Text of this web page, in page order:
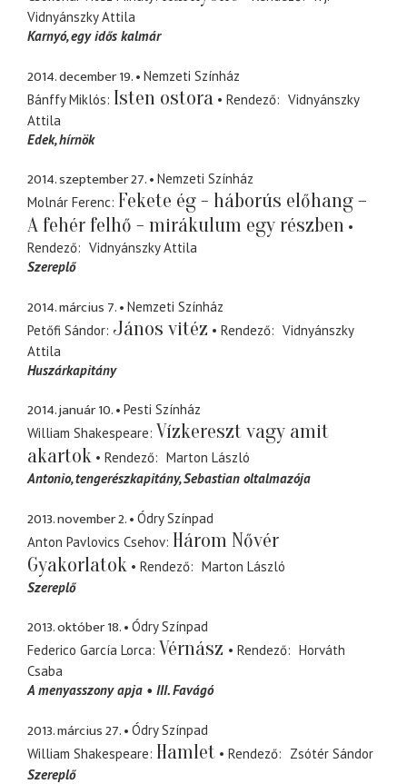
Vidnyánszky Attila
Karnyó egy idős kalmár
2014. december 19.
Nemzeti Színház
Bánffy Miklós Isten ostora Rendező
Vidnyánszky
Attila
Edek hírnök
2014. szeptember 27.
Nemzeti Színház
Molnár Ferenc Fekete ég - háborús előhang –
A fehér felhő - mirákulum egy részben
Rendező
Vidnyánszky Attila
Szereplő
2014. március 7.
Nemzeti Színház
Petőfi Sándor János vitéz Rendező
Vidnyánszky
Attila
Huszárkapitány
2014. január 10.
Pesti Színház
William Shakespeare Vízkereszt vagy amit
akartok
Rendező
Marton László
Antonio tengerészkapitány, Sebastian oltalmazója
2013. november 2.
Ódry Színpad
Anton Pavlovics Csehov Három Nővér
Gyakorlatok
Rendező
Marton László
Szereplő
2013. október 18.
Ódry Színpad
Federico García Lorca Vérnász Rendező
Horváth
Csaba
A menyasszony apja
III. Favágó
2013. március 27.
Ódry Színpad
William Shakespeare Hamlet Rendező
Zsótér Sándor
Szereplő